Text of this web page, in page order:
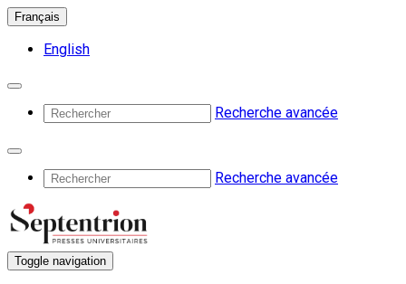
Français
English
Recherche avancée
Recherche avancée
Toggle navigation